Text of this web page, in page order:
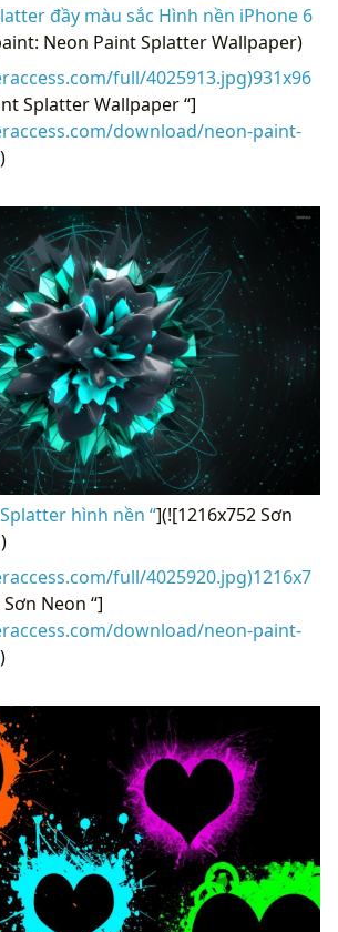
đầy màu sắc Hình nền iPhone 6
Neon Paint Splatter Wallpaper)
full/4025913.jpg)931x96
Splatter Wallpaper “]
download/neon-paint-
)
hình nền “](![1216x752 Sơn
full/4025920.jpg)1216x7
Neon “]
download/neon-paint-
)